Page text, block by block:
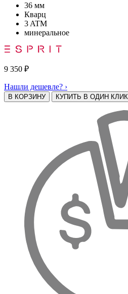
36 мм
Кварц
3 ATM
минеральное
9 350 ₽
Нашли дешевле? ›
В КОРЗИНУ КУПИТЬ В ОДИН КЛИК